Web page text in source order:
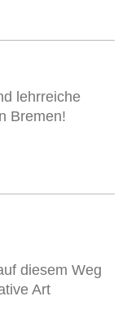
lehrreiche
Bremen!
diesem Weg
Art